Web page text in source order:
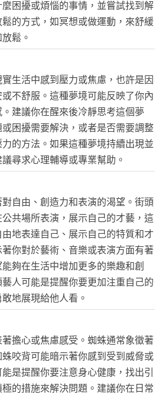
困擾或煩惱的事情，並嘗試找到解
的方式，如冥想或做運動，來舒緩
鬆。
生活中感到壓力或焦慮，也許是因
不舒服。這種夢境可能反映了你內
建議你在醒來後冷靜思考這個夢
困擾需要解決，或者是否需要調整
的方法。如果這種夢境持續出現並
尋求心理輔導或專業幫助。
自由、創造力和表演的渴望。街頭
共場所表演，展示自己的才藝，這
地表達自己、展示自己的特質和才
你對於藝術、音樂或表演方面有著
夠在生活中增加更多的樂趣和創
人可能是提醒你要更加注重自己的
地展現給他人看。
擔心或焦慮感受。蜘蛛通常象徵著
咬背可能暗示著你感到受到威脅或
是提醒你要注意身心健康，找出引
的措施來解決問題。建議你在日常